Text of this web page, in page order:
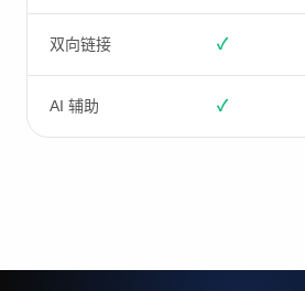
双向链接 ✓
AI 辅助 ✓